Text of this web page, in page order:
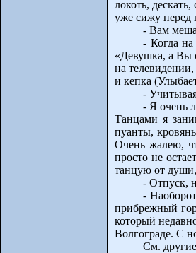
локоть,
уже сижу
- Вам
- Когда
«Девушка, а Вы
на
и кепка
-
- Я очень
Танцами я
пуанты,
Очень жалею,
просто не
танцую от
- Отпуск,
-
прибрежный
который
Волгограде. С
См.